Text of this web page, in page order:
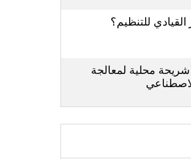
القيادي للتنظيم؟
شريحة محلية لمعالجة